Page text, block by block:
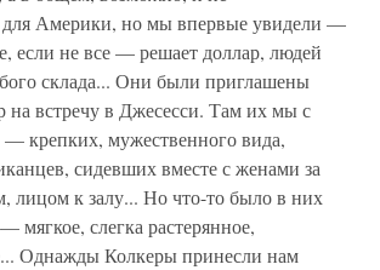
Америки, но мы впервые увидели —
если не все — решает доллар, людей
склада... Они были приглашены
на встречу в Джесесси. Там их мы с
крепких, мужественного вида,
сидевших вместе с женами за
лицом к залу... Но что-то было в них
мягкое, слегка растерянное,
Однажды Колкеры принесли нам